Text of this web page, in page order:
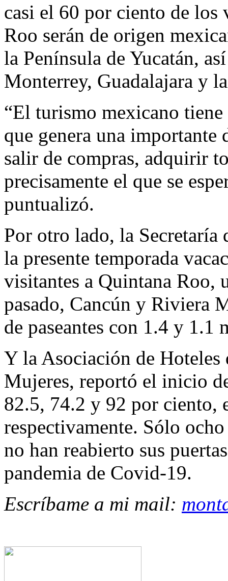
casi el 60 por ciento de los
Roo serán de origen
la Península de Yucatán,
Monterrey, Guadalajara y
“El turismo mexicano
que genera una importante
salir de compras, adquirir
precisamente el que se
puntualizó.
Por otro lado, la Secretaría
la presente temporada
visitantes a Quintana Roo,
pasado, Cancún y Riviera
de paseantes con 1.4 y 1.1
Y la Asociación de
Mujeres, reportó el inicio
82.5, 74.2 y 92 por ciento,
respectivamente. Sólo
no han reabierto sus
pandemia de Covid-19.
Escríbame a mi mail: